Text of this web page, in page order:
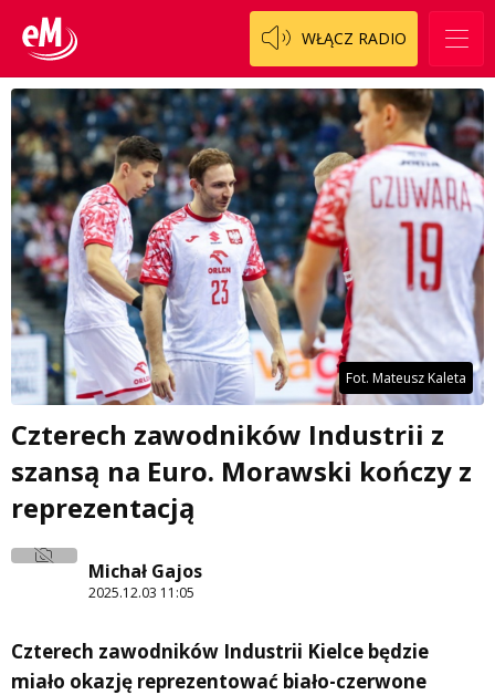
WŁĄCZ RADIO
Fot. Mateusz Kaleta
Czterech zawodników Industrii z
szansą na Euro. Morawski kończy z
reprezentacją
Michał Gajos
2025.12.03 11:05
Czterech zawodników Industrii Kielce będzie
miało okazję reprezentować biało-czerwone